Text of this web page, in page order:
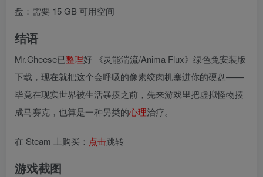
盘：需要 15 GB 可用空间
结语
Mr.Cheese已整理好 《灵能湍流/Anima Flux》绿色免安装版
下载，现在就把这个会呼吸的像素绞肉机塞进你的硬盘——
毕竟在现实世界被生活暴揍之前，先来游戏里把虚拟怪物揍
成马赛克，也算是一种另类的心理治疗。
在 Steam 上购买： 点击跳转
游戏截图